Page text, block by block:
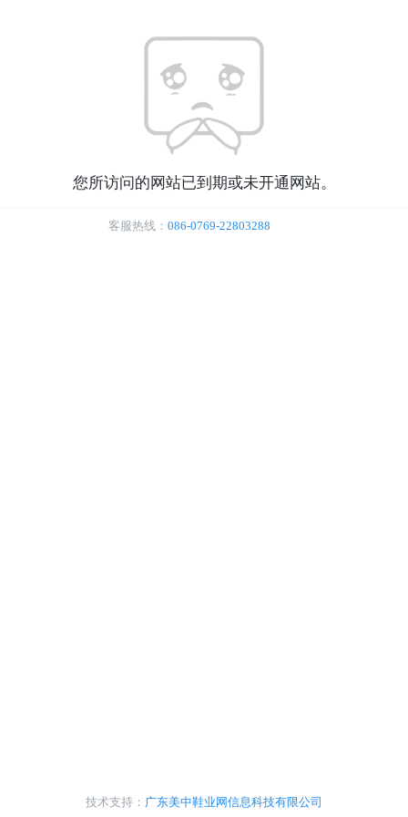
您所访问的网站已到期或未开通网站。
客服热线： 086-0769-22803288
技术支持： 广东美中鞋业网信息科技有限公司